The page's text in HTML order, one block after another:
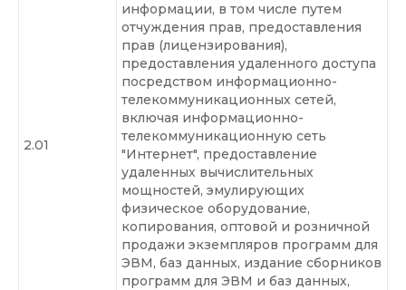
2.01
информации, в том числе путем
отчуждения прав, предоставления
прав (лицензирования),
предоставления удаленного доступа
посредством информационно-
телекоммуникационных сетей,
включая информационно-
телекоммуникационную сеть
"Интернет", предоставление
удаленных вычислительных
мощностей, эмулирующих
физическое оборудование,
копирования, оптовой и розничной
продажи экземпляров программ для
ЭВМ, баз данных, издание сборников
программ для ЭВМ и баз данных,